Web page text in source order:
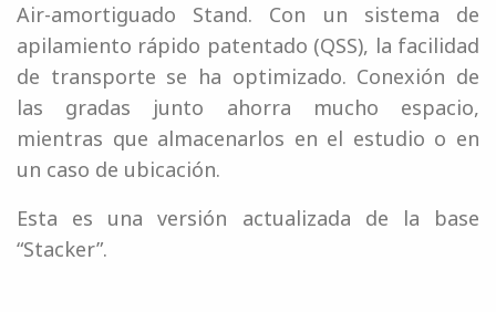
Air-amortiguado Stand. Con un sistema de
apilamiento rápido patentado (QSS), la facilidad
de transporte se ha optimizado. Conexión de
las gradas junto ahorra mucho espacio,
mientras que almacenarlos en el estudio o en
un caso de ubicación.
Esta es una versión actualizada de la base
“Stacker”.